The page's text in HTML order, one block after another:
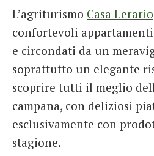
L’agriturismo Casa Lerario
confortevoli
e circondati da un
soprattutto un elegante
scoprire tutti il meglio
campana, con deliziosi
esclusivamente con
stagione.